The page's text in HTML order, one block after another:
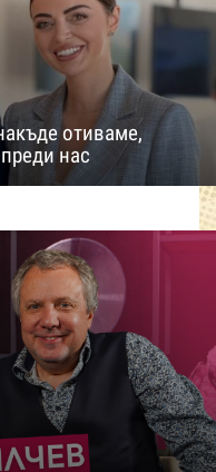
отиваме,
нас